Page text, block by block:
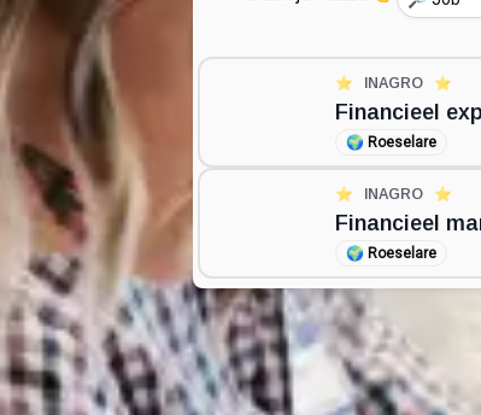
⭐️ INAGRO ⭐️
Financieel
🌍 Roeselare
⭐️ INAGRO ⭐️
Financieel
🌍 Roeselare